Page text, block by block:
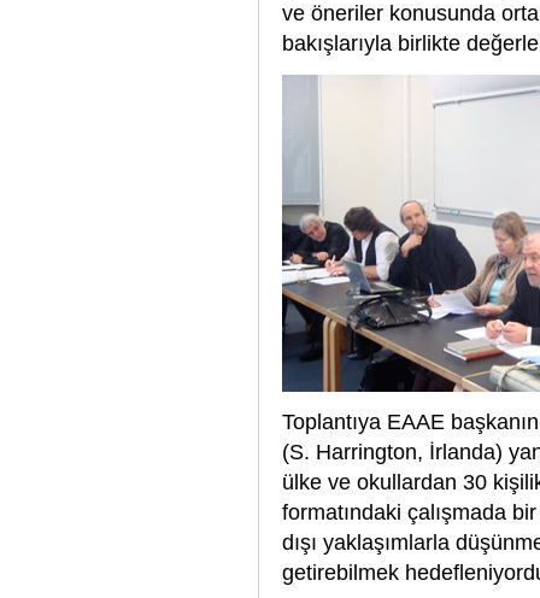
ve öneriler konusunda
bakışlarıyla birlikte
Toplantıya EAAE
(S. Harrington, İrlanda)
ülke ve okullardan 30
formatındaki çalışmada bir
dışı yaklaşımlarla
getirebilmek